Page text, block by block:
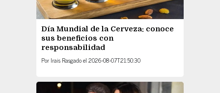
Día Mundial de la Cerveza: conoce
sus beneficios con
responsabilidad
Por Irais Rasgadoel 2026-08-07T21:50:30